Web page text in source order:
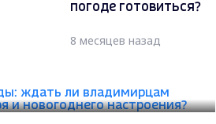
погоде готовиться?
8 месяцев назад